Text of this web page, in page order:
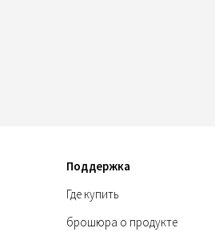
Поддержка
Где купить
брошюра о продукте